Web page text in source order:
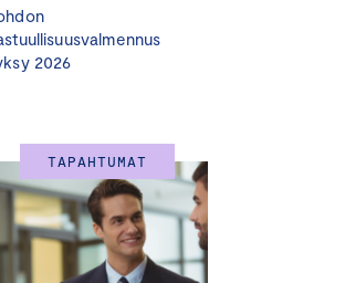
on yksi merkittävimmistä
muovaavista tekijöistä.
2026
TAPAHTUMAT